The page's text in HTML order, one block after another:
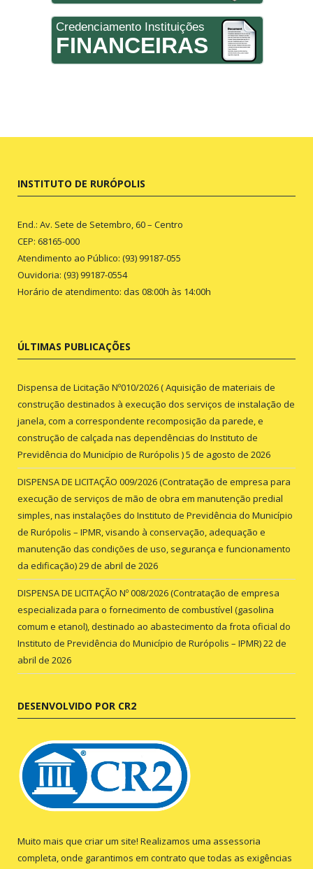
Credenciamento Instituições
FINANCEIRAS
INSTITUTO DE RURÓPOLIS
End.: Av. Sete de Setembro, 60 – Centro
CEP: 68165-000
Atendimento ao Público: (93) 99187-055
Ouvidoria: (93) 99187-0554
Horário de atendimento: das 08:00h às 14:00h
ÚLTIMAS PUBLICAÇÕES
Dispensa de Licitação Nº010/2026 ( Aquisição de materiais de
construção destinados à execução dos serviços de instalação de
janela, com a correspondente recomposição da parede, e
construção de calçada nas dependências do Instituto de
Previdência do Município de Rurópolis )5 de agosto de 2026
DISPENSA DE LICITAÇÃO 009/2026 (Contratação de empresa para
execução de serviços de mão de obra em manutenção predial
simples, nas instalações do Instituto de Previdência do Município
de Rurópolis – IPMR, visando à conservação, adequação e
manutenção das condições de uso, segurança e funcionamento
da edificação)29 de abril de 2026
DISPENSA DE LICITAÇÃO Nº 008/2026 (Contratação de empresa
especializada para o fornecimento de combustível (gasolina
comum e etanol), destinado ao abastecimento da frota oficial do
Instituto de Previdência do Município de Rurópolis – IPMR)22 de
abril de 2026
DESENVOLVIDO POR CR2
Muito mais que criar um site! Realizamos uma assessoria
completa, onde garantimos em contrato que todas as exigências